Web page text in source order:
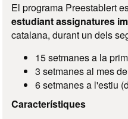
El programa Preestablert
estudiant assignatures
catalana, durant un dels
15 setmanes a la
3 setmanes al mes
6 setmanes a l'estiu
Característiques